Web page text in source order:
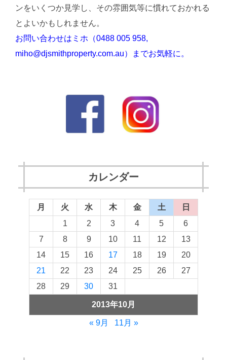
ンをいくつか見学し、その雰囲気等に慣れておかれる
とよいかもしれません。
お問い合わせはミホ（0488 005 958,
miho@djsmithproperty.com.au）までお気軽に。
カレンダー
2013年10月
月 火 水 木 金 土
日
1
2 3 4 5
6
7
8 9 10 11 12
13
14
15 16 17 18 19
20
21
22 23 24 25 26
27
28
29 30 31
« 9月 11月 »